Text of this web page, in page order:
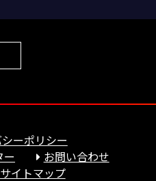
ーポリシー
ー
お問い合わせ
サイトマップ